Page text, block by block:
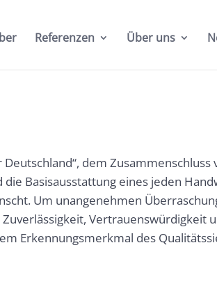
Referenzen Über uns
dem
Basisausstattung eines jeden
Um unangenehmen
Vertrauenswürdigkeit
Erkennungsmerkmal des